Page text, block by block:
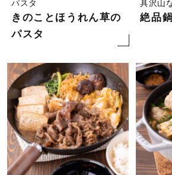
パスタ
きのことほうれん草の
パスタ
具沢山
絶品